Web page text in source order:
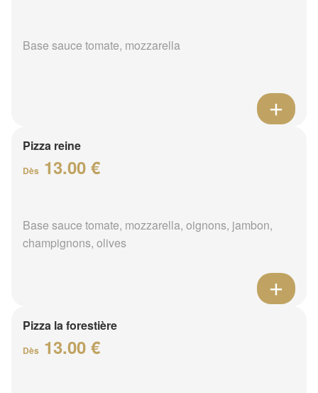
Base sauce tomate, mozzarella
Pizza reine
Dès 13.00 €
Base sauce tomate, mozzarella, oignons, jambon,
champignons, olives
Pizza la forestière
Dès 13.00 €